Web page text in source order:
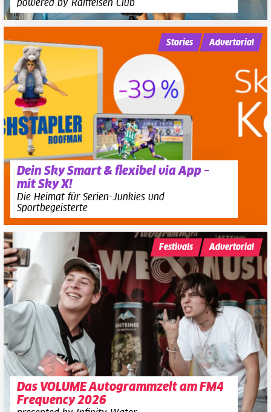
powered by Raiffeisen Club
Dein Sky Smart & flexibel via App –
mit Sky X!
Die Heimat für Serien-Junkies und
Sportbegeisterte
Stories Advertorial
Das VOLUME Autogrammzelt am FM4
Frequency 2026
Festivals Advertorial